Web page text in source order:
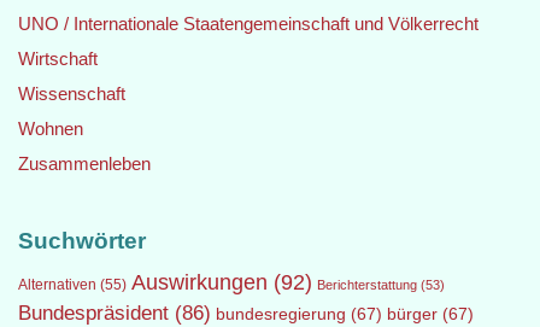
UNO / Internationale Staatengemeinschaft und Völkerrecht
Wirtschaft
Wissenschaft
Wohnen
Zusammenleben
Suchwörter
Alternativen (55) Auswirkungen (92) Berichterstattung (53)
Bundespräsident (86) bundesregierung (67) bürger (67)